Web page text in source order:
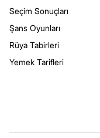
Seçim Sonuçları
Şans Oyunları
Rüya Tabirleri
Yemek Tarifleri